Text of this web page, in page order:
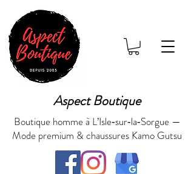
Aspect Boutique
Boutique homme à L’Isle‑sur‑la‑Sorgue —
Mode premium & chaussures Kamo Gutsu